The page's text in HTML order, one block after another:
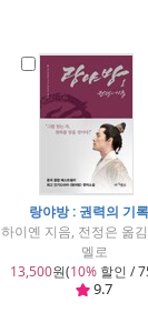
랑야방 : 권력의 기
하이옌 지음, 전정은 옮
멜로
13,500원(10% 할인 /
9.7